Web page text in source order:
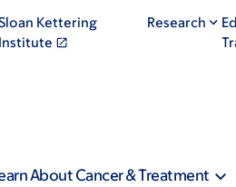
Kettering
Institute
Research
About Cancer & Treatment